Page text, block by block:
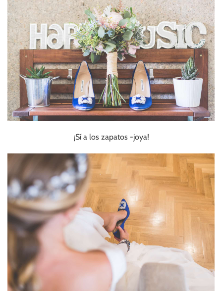
¡Sí a los zapatos -joya!